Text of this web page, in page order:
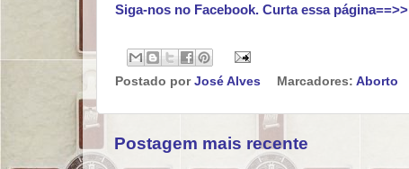
Siga-nos no Facebook. Curta essa página==>>
Postado por José Alves Marcadores: Aborto
Postagem mais recente